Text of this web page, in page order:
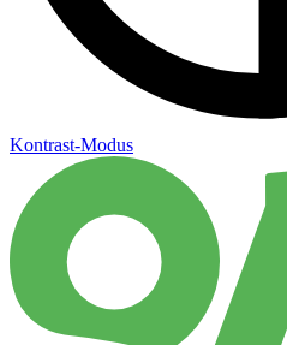
Kontrast-Modus